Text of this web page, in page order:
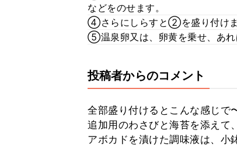
などをのせます。
④さらにしらすと②を盛り付けま
⑤温泉卵又は、卵黄を乗せ、あれ
投稿者からのコメント
全部盛り付けるとこんな感じで
追加用のわさびと海苔を添えて、
アボカドを漬けた調味液は、小